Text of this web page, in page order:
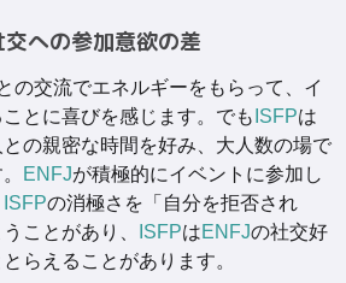
交への参加意欲の差
の交流でエネルギーをもらって、イ
とに喜びを感じます。でも ISFPは
の親密な時間を好み、大人数の場で
ENFJが積極的にイベントに参加し
ISFPの消極さを「自分を拒否され
ことがあり、
ISFPはENFJの社交好
らえることがあります。